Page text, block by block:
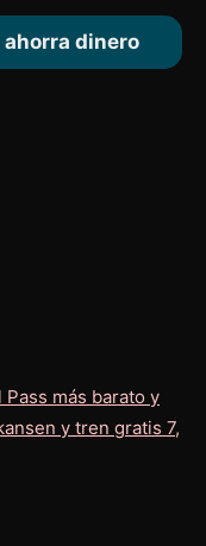
ahorra dinero